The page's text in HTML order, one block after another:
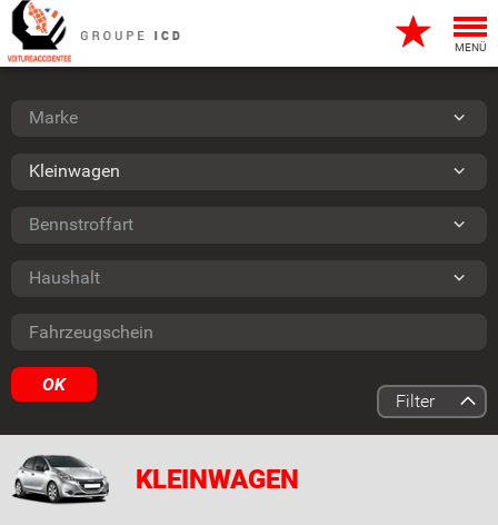
MENÜ
MarkeMarke
TypKleinwagen
Bennstroffart
Bennstroffart
Haushalt
Haushalt
Fahrzeugschein
OK
Filter
KLEINWAGEN